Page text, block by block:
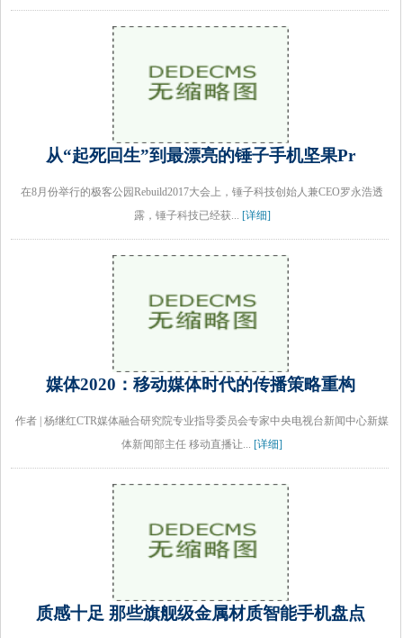
从“起死回生”到最漂亮的锤子手机坚果Pr
在8月份举行的极客公园Rebuild2017大会上，锤子科技创始人兼CEO罗永浩透
露，锤子科技已经获... [详细]
媒体2020：移动媒体时代的传播策略重构
作者 | 杨继红CTR媒体融合研究院专业指导委员会专家中央电视台新闻中心新媒
体新闻部主任 移动直播让... [详细]
质感十足 那些旗舰级金属材质智能手机盘点